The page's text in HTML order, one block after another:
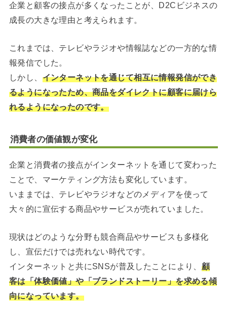
企業と顧客の接点が多くなったことが、D2Cビジネスの
成長の大きな理由と考えられます。
これまでは、テレビやラジオや情報誌などの一方的な情
報発信でした。
しかし、 インターネットを通じて相互に情報発信ができ
るようになったため、商品をダイレクトに顧客に届けら
れるようになったのです。
消費者の価値観が変化
企業と消費者の接点がインターネットを通じて変わった
ことで、マーケティング方法も変化しています。
いままでは、テレビやラジオなどのメディアを使って
大々的に宣伝する商品やサービスが売れていました。
現状はどのような分野も競合商品やサービスも多様化
し、宣伝だけでは売れない時代です。
インターネットと共にSNSが普及したことにより、 顧
客は「体験価値」や「ブランドストーリー」を求める傾
向になっています。